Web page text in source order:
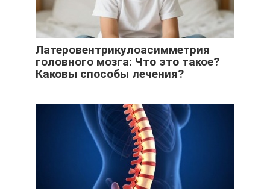
Латеровентрикулоасимметрия
головного мозга: Что это такое?
Каковы способы лечения?